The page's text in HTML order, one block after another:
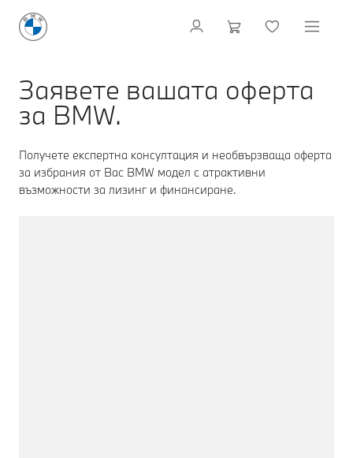
Заявете вашата оферта
за BMW.
Получете експертна консултация и необвързваща оферта
за избрания от Вас BMW модел с атрактивни
възможности за лизинг и финансиране.